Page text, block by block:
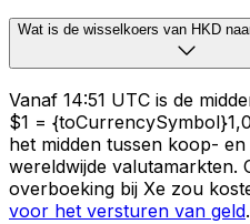
Wat is de wisselkoers van HKD
Vanaf 14:51 UTC is de
$1 =
het midden tussen koop-
wereldwijde valutamarkten.
overboeking bij Xe zou
voor het versturen van geld.